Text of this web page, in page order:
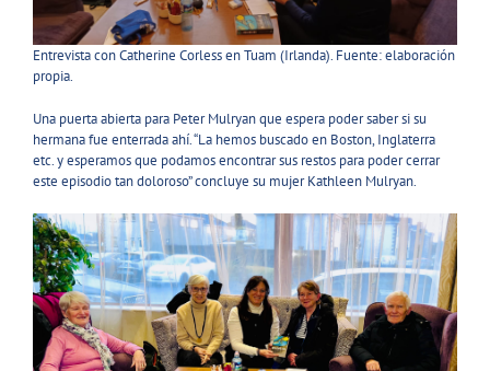
Entrevista con Catherine Corless en Tuam (Irlanda). Fuente: elaboración
propia.
Una puerta abierta para Peter Mulryan que espera poder saber si su
hermana fue enterrada ahí. “La hemos buscado en Boston, Inglaterra
etc. y esperamos que podamos encontrar sus restos para poder cerrar
este episodio tan doloroso” concluye su mujer Kathleen Mulryan.